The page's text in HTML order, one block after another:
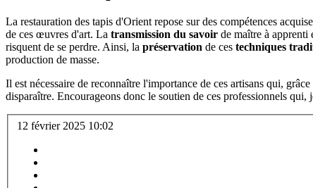
La restauration des tapis d'Orient repose sur des compétences
de ces œuvres d'art. La transmission du savoir de maître à apprenti
risquent de se perdre. Ainsi, la préservation de ces techniques
production de masse.
Il est nécessaire de reconnaître l'importance de ces artisans qui,
disparaître. Encourageons donc le soutien de ces professionnels
12 février 2025 10:02